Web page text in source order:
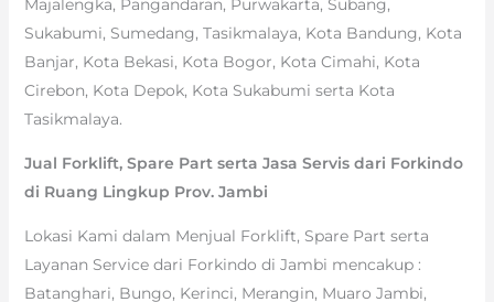
Majalengka, Pangandaran, Purwakarta, Subang,
Sukabumi, Sumedang, Tasikmalaya, Kota Bandung, Kota
Banjar, Kota Bekasi, Kota Bogor, Kota Cimahi, Kota
Cirebon, Kota Depok, Kota Sukabumi serta Kota
Tasikmalaya.
Jual Forklift, Spare Part serta Jasa Servis dari Forkindo
di Ruang Lingkup Prov. Jambi
Lokasi Kami dalam Menjual Forklift, Spare Part serta
Layanan Service dari Forkindo di Jambi mencakup :
Batanghari, Bungo, Kerinci, Merangin, Muaro Jambi,